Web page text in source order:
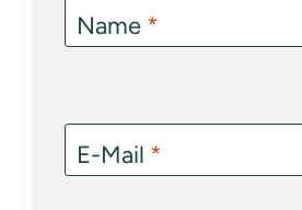
Name *
E-Mail *